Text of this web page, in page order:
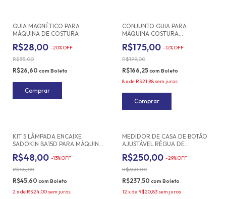
GUIA MAGNÉTICO PARA
MÁQUINA DE COSTURA
R$28,00 -20%OFF
R$35,00
R$26,60 com Boleto
CONJUNTO GUIA PARA
MÁQUINA COSTURA
R$175,00 -12%OFF
R$199,00
R$166,25com Boleto
8xde R$21,88 sem juros
KIT 5 LÂMPADA ENCAIXE
SADOKIN BA15D PARA MÁQUINA
R$48,00 -13%OFF
R$55,00
R$45,60 com Boleto
2xde R$24,00 sem juros
MEDIDOR DE CASA DE BOTÃO
AJUSTÁVEL RÉGUA DE
R$250,00 -29%OFF
R$350,00
R$237,50 com Boleto
12xde R$20,83 sem juros